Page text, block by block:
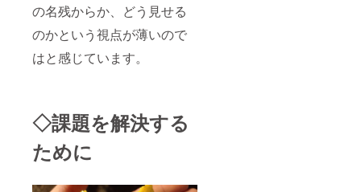
の名残からか、どう見せる
のかという視点が薄いので
はと感じています。
◇課題を解決する
ために